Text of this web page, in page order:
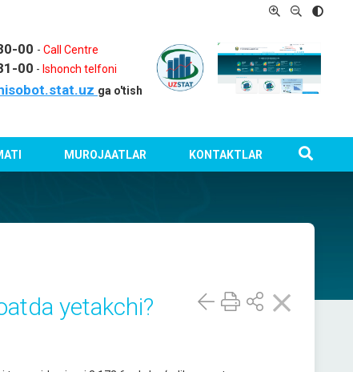
00 -Call Centre
00 - Ishonch telfoni
ga o'tish
MUROJAATLAR KONTAKTLAR
yetakchi?